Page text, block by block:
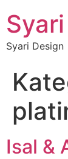
Syari Design
Isal &